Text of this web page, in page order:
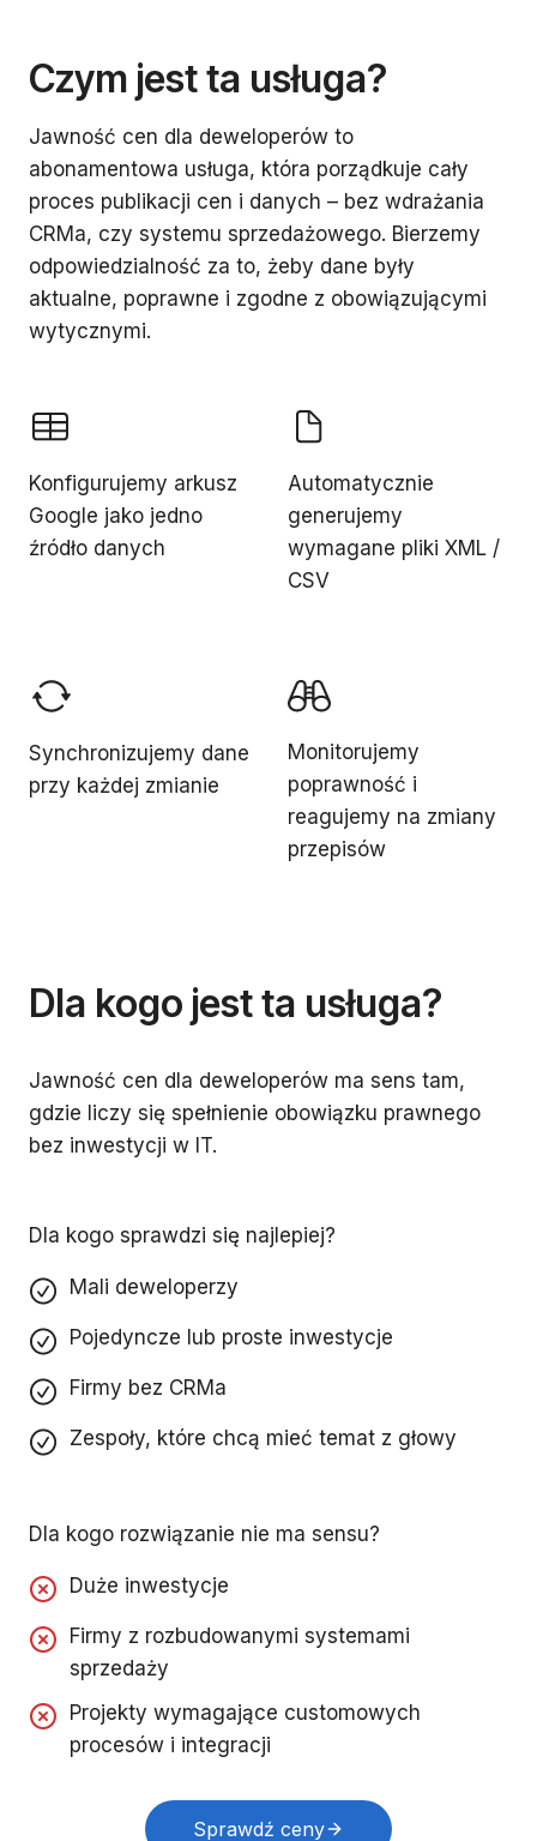
Czym jest ta usługa?
Jawność cen dla deweloperów to
abonamentowa usługa, która porządkuje cały
proces publikacji cen i danych – bez wdrażania
CRMa, czy systemu sprzedażowego. Bierzemy
odpowiedzialność za to, żeby dane były
aktualne, poprawne i zgodne z obowiązującymi
wytycznymi.
Konfigurujemy arkusz
Google jako jedno
źródło danych
Automatycznie
generujemy
wymagane pliki XML /
CSV
Synchronizujemy dane
przy każdej zmianie
Monitorujemy
poprawność i
reagujemy na zmiany
przepisów
Dla kogo jest ta usługa?
Jawność cen dla deweloperów ma sens tam,
gdzie liczy się spełnienie obowiązku prawnego
bez inwestycji w IT.
Dla kogo sprawdzi się najlepiej?
Mali deweloperzy
Pojedyncze lub proste inwestycje
Firmy bez CRMa
Zespoły, które chcą mieć temat z głowy
Dla kogo rozwiązanie nie ma sensu?
Duże inwestycje
Firmy z rozbudowanymi systemami
sprzedaży
Projekty wymagające customowych
procesów i integracji
Sprawdź ceny